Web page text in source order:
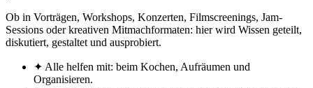
Ob in Vorträgen, Workshops, Konzerten, Filmscreenings, Jam-
Sessions oder kreativen Mitmachformaten: hier wird Wissen geteilt,
diskutiert, gestaltet und ausprobiert.
✦ Alle helfen mit: beim Kochen, Aufräumen und
Organisieren.